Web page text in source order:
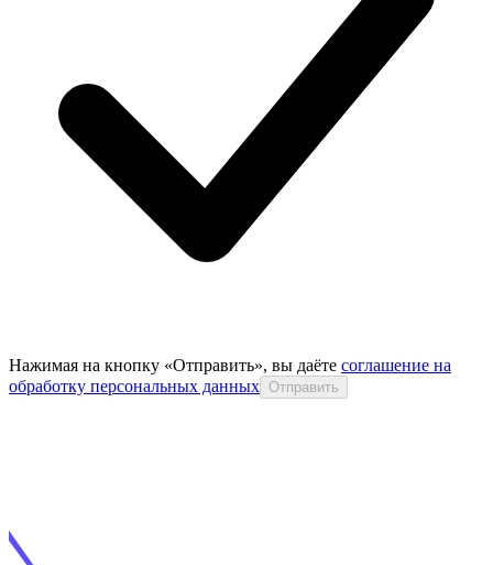
Нажимая на кнопку «Отправить», вы даёте соглашение на
обработку персональных данных Отправить